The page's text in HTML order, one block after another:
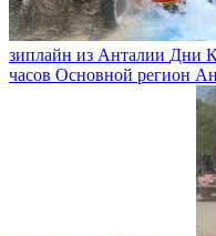
зиплайн из Анталии Дни
часов Основной регион